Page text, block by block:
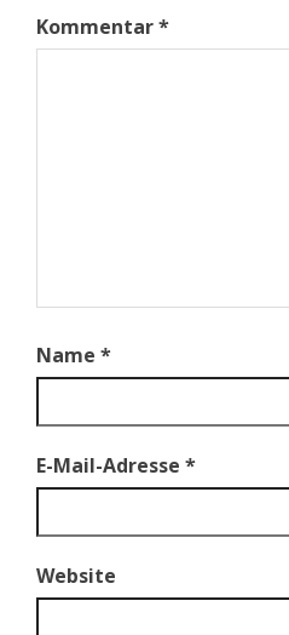
Kommentar*
Name *
E-Mail-Adresse *
Website